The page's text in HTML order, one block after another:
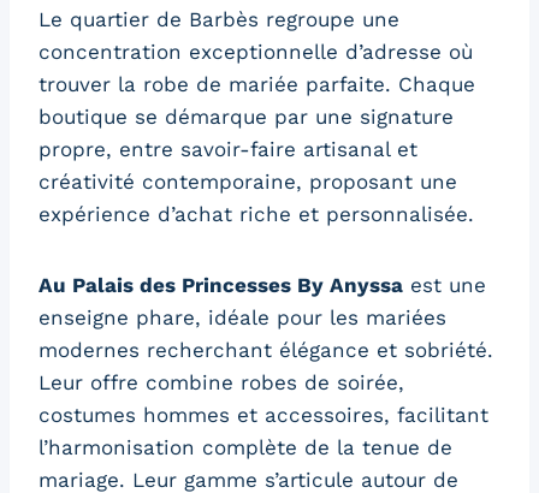
Le quartier de Barbès regroupe une
concentration exceptionnelle d’adresse où
trouver la robe de mariée parfaite. Chaque
boutique se démarque par une signature
propre, entre savoir-faire artisanal et
créativité contemporaine, proposant une
expérience d’achat riche et personnalisée.
Au Palais des Princesses By Anyssa est une
enseigne phare, idéale pour les mariées
modernes recherchant élégance et sobriété.
Leur offre combine robes de soirée,
costumes hommes et accessoires, facilitant
l’harmonisation complète de la tenue de
mariage. Leur gamme s’articule autour de